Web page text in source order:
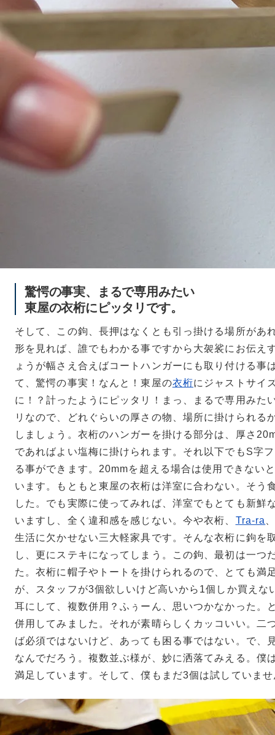
驚愕の事実、まるで専用みたい
東屋の衣桁にピッタリです。
そして、この鉤、長押はなくとも引っ掛ける場所があ
形を見れば、誰でもわかる事ですから大袈裟にお伝え
ょうが幅さえ合えばコートハンガーにも取り付ける事
て、驚愕の事実！なんと！東屋の衣桁にジャストサイ
に！？計ったようにピッタリ！まっ、まるで専用みた
リなので、どれぐらいの厚さの物、場所に掛けられる
しましょう。衣桁のハンガーを掛ける部分は、厚さ
であればよい塩梅に掛けられます。それ以下でもS字
る事ができます。20mmを超える場合は使用できない
います。もともと東屋の衣桁は洋室に合わない。そう
した。でも実際に使ってみれば、洋室でもとても新鮮
いますし、全く違和感を感じない。今や衣桁、 Tra-ra
生活に欠かせない三大軽家具です。そんな衣桁に鉤を
し、更にステキになってしまう。この鉤、最初は一つ
た。衣桁に帽子やトートを掛けられるので、とても満
が、スタッフが3個欲しいけど高いから1個しか買えな
耳にして、複数併用？ふぅーん、思いつかなかった。
併用してみました。それが素晴らしくカッコいい。二
ば必須ではないけど、あっても困る事ではない。で、
なんでだろう。複数並ぶ様が、妙に洒落てみえる。僕
満足しています。そして、僕もまだ3個は試していま